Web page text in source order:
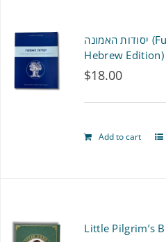
יסודות האמונה (Fundamentals of the Faith –
Hebrew Edition)
$18.00
Add to cart
Little Pilgrim’s